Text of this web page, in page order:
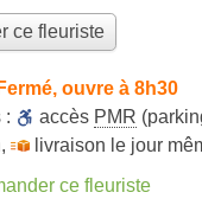
ce fleuriste
Fermé, ouvre à 8h30
:
accès PMR
, livraison le jour
ce fleuriste